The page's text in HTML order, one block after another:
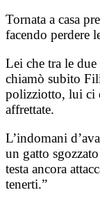
Tornata a casa
facendo perdere
Lei che tra le
chiamò subito
polizziotto, lui ci
affrettate.
L’indomani
un gatto
testa ancora
tenerti.”